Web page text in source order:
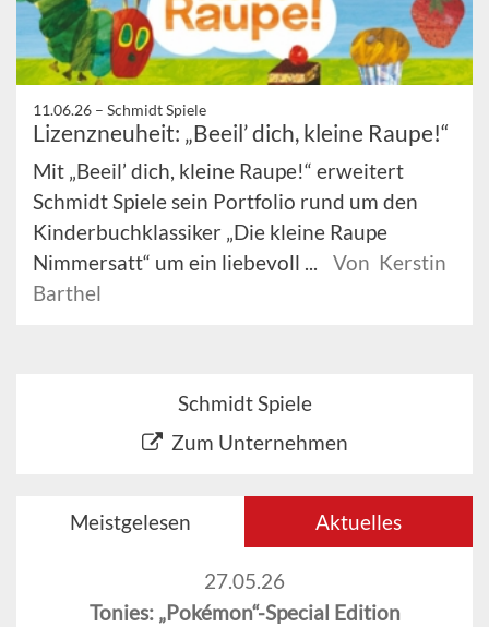
11.06.26 – Schmidt Spiele
Lizenzneuheit: „Beeil’ dich, kleine Raupe!“
Mit „Beeil’ dich, kleine Raupe!“ erweitert
Schmidt Spiele sein Portfolio rund um den
Kinderbuchklassiker „Die kleine Raupe
Nimmersatt“ um ein liebevoll ...
Von Kerstin
Barthel
Schmidt Spiele
Zum Unternehmen
Meistgelesen Aktuelles
27.05.26
Tonies: „Pokémon“-Special Edition